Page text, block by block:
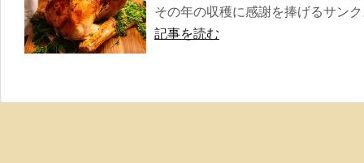
その年の収穫に感謝を捧げるサン
記事を読む